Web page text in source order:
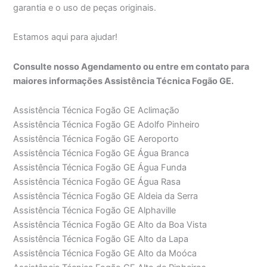
garantia e o uso de peças originais.
Estamos aqui para ajudar!
Consulte nosso Agendamento ou entre em contato para
maiores informações Assistência Técnica Fogão GE.
Assistência Técnica Fogão GE Aclimação
Assistência Técnica Fogão GE Adolfo Pinheiro
Assistência Técnica Fogão GE Aeroporto
Assistência Técnica Fogão GE Água Branca
Assistência Técnica Fogão GE Água Funda
Assistência Técnica Fogão GE Água Rasa
Assistência Técnica Fogão GE Aldeia da Serra
Assistência Técnica Fogão GE Alphaville
Assistência Técnica Fogão GE Alto da Boa Vista
Assistência Técnica Fogão GE Alto da Lapa
Assistência Técnica Fogão GE Alto da Moóca